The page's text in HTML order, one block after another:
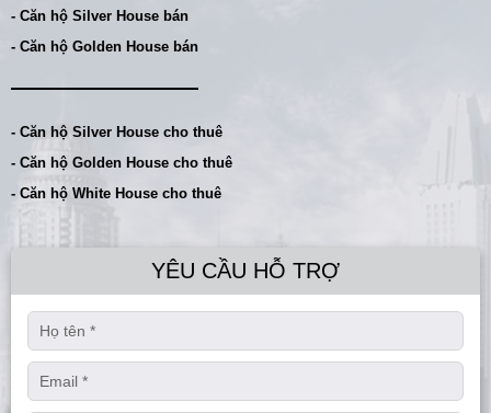
- Căn hộ Silver House bán
- Căn hộ Golden House bán
- Căn hộ Silver House cho thuê
- Căn hộ Golden House cho thuê
- Căn hộ White House cho thuê
YÊU CẦU HỖ TRỢ